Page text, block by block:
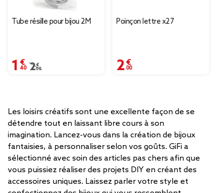
Tube résille pour bijou 2M
1,40 €
Prix remisé de 2,00 € à 1,40 €
2,00 €
Poinçon lettre x27
2,00 €
Les loisirs créatifs sont une excellente façon de se
détendre tout en laissant libre cours à son
imagination. Lancez-vous dans la création de bijoux
fantaisies, à personnaliser selon vos goûts. GiFi a
sélectionné avec soin des articles pas chers afin que
vous puissiez réaliser des projets DIY en créant des
accessoires uniques. Laissez parler votre style et